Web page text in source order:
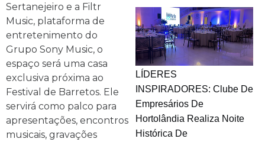
Sertanejeiro e a Filtr
Music, plataforma de
entretenimento do
Grupo Sony Music, o
espaço será uma casa
exclusiva próxima ao
Festival de Barretos. Ele
servirá como palco para
apresentações, encontros
musicais, gravações
LÍDERES
INSPIRADORES: Clube De
Empresários De
Hortolândia Realiza Noite
Histórica De